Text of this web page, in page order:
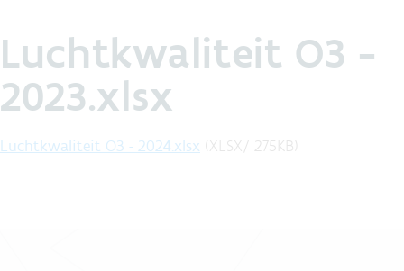
Luchtkwaliteit O3 -
2023.xlsx
Luchtkwaliteit O3 - 2024.xlsx ( XLSX / 275 KB)